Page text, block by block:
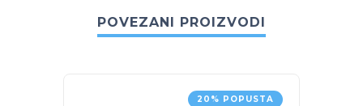
POVEZANI PROIZVODI
20% POPUSTA